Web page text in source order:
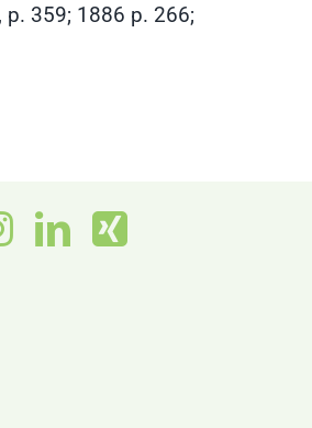
p. 359; 1886 p. 266;